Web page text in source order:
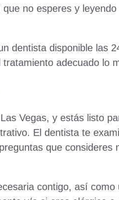
no esperes y
dentista disponible las
adecuado lo
Vegas, y estás listo
El dentista te
que consideres
contigo, así